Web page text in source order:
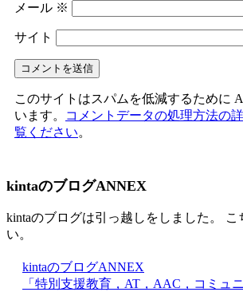
メール ※
サイト
このサイトはスパムを低減するために
います。
コメントデータの処理方法の
覧ください。
kintaのブログANNEX
kintaのブログは引っ越しをしました。 こ
い。
kintaのブログANNEX
「特別支援教育，AT，AAC，コミュ